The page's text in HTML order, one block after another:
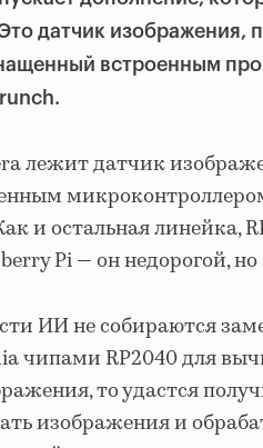
датчик изображения,
встроенным
лежит датчик
и остальная линейка,
Pi — он недорогой,
ИИ не собираются
чипами RP2040 для
то удастся
изображения и